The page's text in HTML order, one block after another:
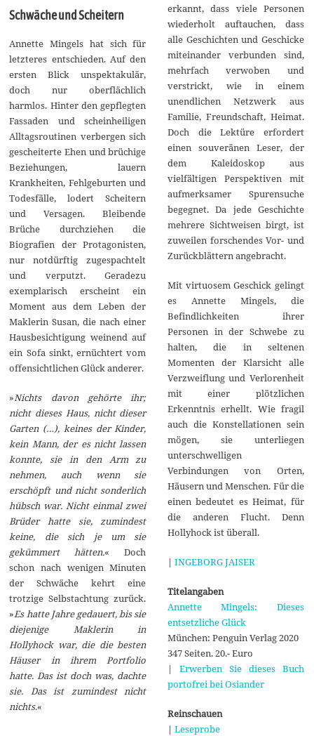
Schwäche und Scheitern
Annette Mingels hat sich für
letzteres entschieden. Auf den
ersten Blick unspektakulär,
doch nur oberflächlich
harmlos. Hinter den gepflegten
Fassaden und scheinheiligen
Alltagsroutinen verbergen sich
gescheiterte Ehen und brüchige
Beziehungen, lauern
Krankheiten, Fehlgeburten und
Todesfälle, lodert Scheitern
und Versagen. Bleibende
Brüche durchziehen die
Biografien der Protagonisten,
nur notdürftig zugespachtelt
und verputzt. Geradezu
exemplarisch erscheint ein
Moment aus dem Leben der
Maklerin Susan, die nach einer
Hausbesichtigung weinend auf
ein Sofa sinkt, ernüchtert vom
offensichtlichen Glück anderer.
»Nichts davon gehörte ihr;
nicht dieses Haus, nicht dieser
Garten (…), keines der Kinder,
kein Mann, der es nicht lassen
konnte, sie in den Arm zu
nehmen, auch wenn sie
erschöpft und nicht sonderlich
hübsch war. Nicht einmal zwei
Brüder hatte sie, zumindest
keine, die sich je um sie
gekümmert hätten.« Doch
schon nach wenigen Minuten
der Schwäche kehrt eine
trotzige Selbstachtung zurück.
»Es hatte Jahre gedauert, bis sie
diejenige Maklerin in
Hollyhock war, die die besten
Häuser in ihrem Portfolio
hatte. Das ist doch was, dachte
sie. Das ist zumindest nicht
nichts.«
erkannt, dass viele Personen
wiederholt auftauchen, dass
alle Geschichten und Geschicke
miteinander verbunden sind,
mehrfach verwoben und
verstrickt, wie in einem
unendlichen Netzwerk aus
Familie, Freundschaft, Heimat.
Doch die Lektüre erfordert
einen souveränen Leser, der
dem Kaleidoskop aus
vielfältigen Perspektiven mit
aufmerksamer Spurensuche
begegnet. Da jede Geschichte
mehrere Sichtweisen birgt, ist
zuweilen forschendes Vor- und
Zurückblättern angebracht.
Mit virtuosem Geschick gelingt
es Annette Mingels, die
Befindlichkeiten ihrer
Personen in der Schwebe zu
halten, die in seltenen
Momenten der Klarsicht alle
Verzweiflung und Verlorenheit
mit einer plötzlichen
Erkenntnis erhellt. Wie fragil
auch die Konstellationen sein
mögen, sie unterliegen
unterschwelligen
Verbindungen von Orten,
Häusern und Menschen. Für die
einen bedeutet es Heimat, für
die anderen Flucht. Denn
Hollyhock ist überall.
| INGEBORG JAISER
Titelangaben
Annette Mingels: Dieses
entsetzliche Glück
München: Penguin Verlag 2020
347 Seiten. 20.- Euro
| Erwerben Sie dieses Buch
portofrei bei Osiander
Reinschauen
| Leseprobe